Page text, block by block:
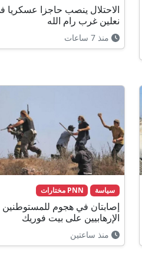
الاحتلال ينصب حاجزا عسكريا
نعلين غرب رام الله
منذ 7 ساعات
سياسة PNN مختارات
إصابتان في هجوم للمستوطنين
الإرهابيين على بيت فوريك
منذ ساعتين